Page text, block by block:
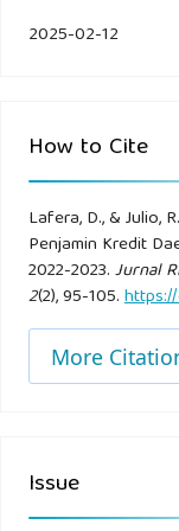
Surat
100/MBU/2002
Surat
100/MBU/2002
Praktik. Jakarta:
2025-02-12
How to Cite
Lafera, D., & Julio,
Penjamin Kredit
2022-2023.Jurnal
2(2), 95-105.
More
Issue